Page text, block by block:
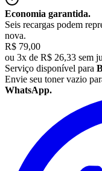
Economia garantida.
Seis recargas podem
nova.
R$ 79,00
ou 3x de R$ 26,33 sem
Serviço disponível para
Envie seu toner vazio
WhatsApp.